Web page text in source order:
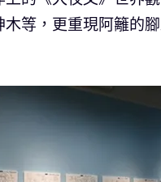
等，更重現阿籬的